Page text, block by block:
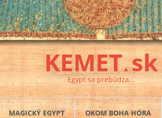
KEMET▲sk
Egypt sa prebúdza...
MAGICKÝ EGYPT OKOM BOHA HÓRA